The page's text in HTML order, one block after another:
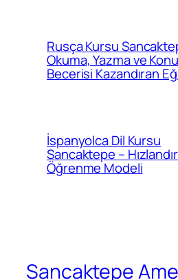
Rusça Kursu
Okuma, Yazma ve
Becerisi Kazandıran
İspanyolca Dil Kursu
Sancaktepe –
Öğrenme Modeli
Sancaktepe